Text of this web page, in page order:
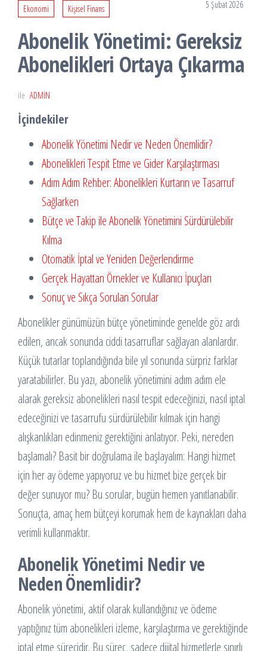
Ekonomi Kişisel Finans 5 Şubat 2026
Abonelik Yönetimi: Gereksiz
Abonelikleri Ortaya Çıkarma
ile ADMIN
İçindekiler
Abonelik Yönetimi Nedir ve Neden Önemlidir?
Abonelikleri Tespit Etme ve Gider Karşılaştırması
Adım Adım Rehber: Abonelikleri Kurtarın ve Tasarruf
Sağlarken
Bütçe ve Takip ile Abonelik Yönetimini Sürdürülebilir
Kılma
Otomatik İptal ve Yeniden Değerlendirme
Gerçek Hayattan Örnekler ve Kullanıcı İpuçları
Sonuç ve Sıkça Sorulan Sorular
Abonelikler günümüzün bütçe yönetiminde genelde göz ardı
edilen, ancak sonunda ciddi tasarruflar sağlayan alanlardır.
Küçük tutarlar toplandığında bile yıl sonunda sürpriz farklar
yaratabilirler. Bu yazı, abonelik yönetimini adım adım ele
alarak gereksiz abonelikleri nasıl tespit edeceğinizi, nasıl iptal
edeceğinizi ve tasarrufu sürdürülebilir kılmak için hangi
alışkanlıkları edinmeniz gerektiğini anlatıyor. Peki, nereden
başlamalı? Basit bir doğrulama ile başlayalım: Hangi hizmet
için her ay ödeme yapıyoruz ve bu hizmet bize gerçek bir
değer sunuyor mu? Bu sorular, bugün hemen yanıtlanabilir.
Sonuçta, amaç hem bütçeyi korumak hem de kaynakları daha
verimli kullanmaktır.
Abonelik Yönetimi Nedir ve
Neden Önemlidir?
Abonelik yönetimi, aktif olarak kullandığınız ve ödeme
yaptığınız tüm abonelikleri izleme, karşılaştırma ve gerektiğinde
iptal etme sürecidir. Bu süreç, sadece dijital hizmetlerle sınırlı